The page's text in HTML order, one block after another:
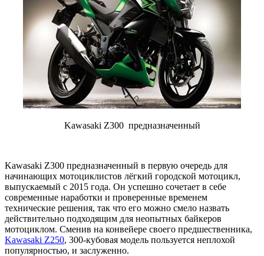
Kawasaki Z300 предназначенный
Kawasaki Z300 предназначенный в первую очередь для
начинающих мотоциклистов лёгкий городской мотоцикл,
выпускаемый с 2015 года. Он успешно сочетает в себе
современные наработки и проверенные временем
технические решения, так что его можно смело назвать
действительно подходящим для неопытных байкеров
мотоциклом. Сменив на конвейере своего предшественника,
Kawasaki Z250, 300-кубовая модель пользуется неплохой
популярностью, и заслуженно.